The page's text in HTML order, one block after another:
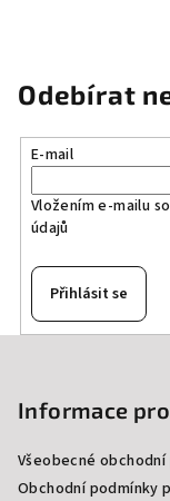
Odebírat
E-mail
Vložením e-mailu
údajů
Přihlásit se
Informace
Všeobecné
Obchodní podmínky